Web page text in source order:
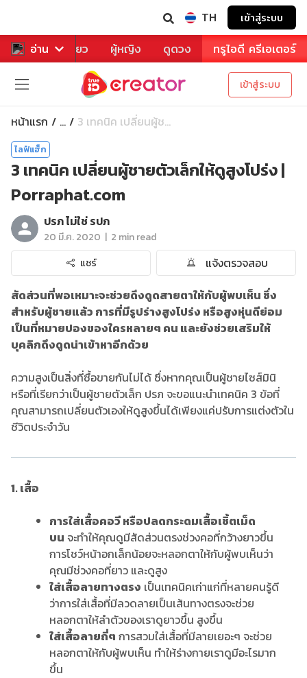
TH เข้าสู่ระบบ
อ่าน
หาร ท่องเที่ยว ผู้หญิง ดูดวง ทรูไอดี ครีเอเตอร์
เข้าสู่ระบบ
หน้าแรก ... 3 เทคนิค เปลี่ยนผู้ช...
ไลฟ์แฮ็ก
3 เทคนิค เปลี่ยนผู้ชายตัวเล็กให้ดูสูงโปร่ง |
Porraphat.com
ปรภ ไม่ใช่ รปภ
20 มี.ค. 2020 | 2 min read
แชร์
แจ้งตรวจสอบ
สัดส่วนที่พอเหมาะจะช่วยดึงดูดสายตาให้กับผู้พบเห็น ซึ่ง
สำหรับผู้ชายแล้ว การที่มีรูปร่างสูงโปร่ง หรือสูงหุ่นดีย่อม
เป็นที่หมายปองของใครหลายๆ คน และยังช่วยเสริมให้
บุคลิกดึงดูดน่าเข้าหาอีกด้วย
ความสูงเป็นสิ่งที่ซื้อขายกันไม่ได้ ซึ่งหากคุณเป็นผู้ชายไซส์มินิ
หรือที่เรียกว่าเป็นผู้ชายตัวเล็ก ปรภ จะขอแนะนำเทคนิค 3 ข้อที่
คุณสามารถเปลี่ยนตัวเองให้ดูสูงขึ้นได้เพียงแค่ปรับการแต่งตัวใน
ชีวิตประจำวัน
1. เสื้อ
การใส่เสื้อคอวี หรือปลดกระดมเสื้อเชิ้ตเม็ด
บน จะทำให้คุณดูมีสัดส่วนตรงช่วงคอที่กว้างยาวขึ้น
การโชว์หน้าอกเล็กน้อยจะหลอกตาให้กับผู้พบเห็นว่า
คุณมีช่วงคอที่ยาว และดูสูง
ใส่เสื้อลายทางตรง เป็นเทคนิคเก่าแก่ที่หลายคนรู้ดี
ว่าการใส่เสื้อที่มีลวดลายเป็นเส้นทางตรงจะช่วย
หลอกตาให้ลำตัวของเราดูยาวขึ้น สูงขึ้น
ใส่เสื้อลายถี่ๆ การสวมใส่เสื้อที่มีลายเยอะๆ จะช่วย
หลอกตาให้กับผู้พบเห็น ทำให้ร่างกายเราดูมีอะไรมาก
ขึ้น